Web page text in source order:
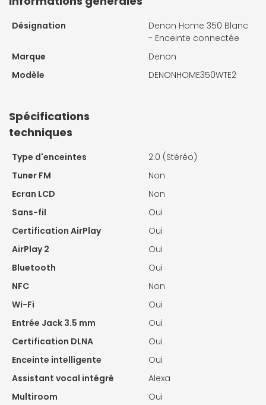
Désignation
Denon Home 350 Blanc
- Enceinte connectée
Marque
Denon
Modèle
DENONHOME350WTE2
Spécifications
techniques
Type d'enceintes
2.0 (Stéréo)
Tuner FM
Non
Ecran LCD
Non
Sans-fil
Oui
Certification AirPlay
Oui
AirPlay 2
Oui
Bluetooth
Oui
NFC
Non
Wi-Fi
Oui
Entrée Jack 3.5 mm
Oui
Certification DLNA
Oui
Enceinte intelligente
Oui
Assistant vocal intégré
Alexa
Multiroom
Oui